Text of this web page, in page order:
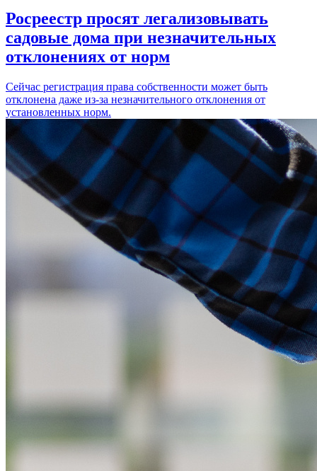
Росреестр просят легализовывать
садовые дома при незначительных
отклонениях от норм
Сейчас регистрация права собственности может быть
отклонена даже из-за незначительного отклонения от
установленных норм.